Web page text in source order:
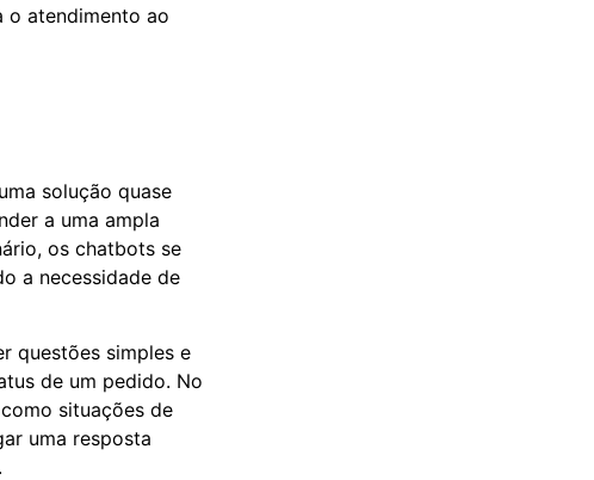
o atendimento ao
solução quase
a uma ampla
os chatbots se
a necessidade de
questões simples e
de um pedido. No
situações de
uma resposta